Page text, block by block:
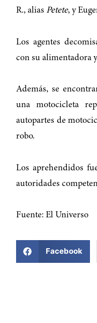
R., aliasPetete, y
Los agentes
con su alimentadora
Además, se
una motocicleta
autopartes de
robo.
Los aprehendidos
autoridades
Fuente: El Universo
Facebook